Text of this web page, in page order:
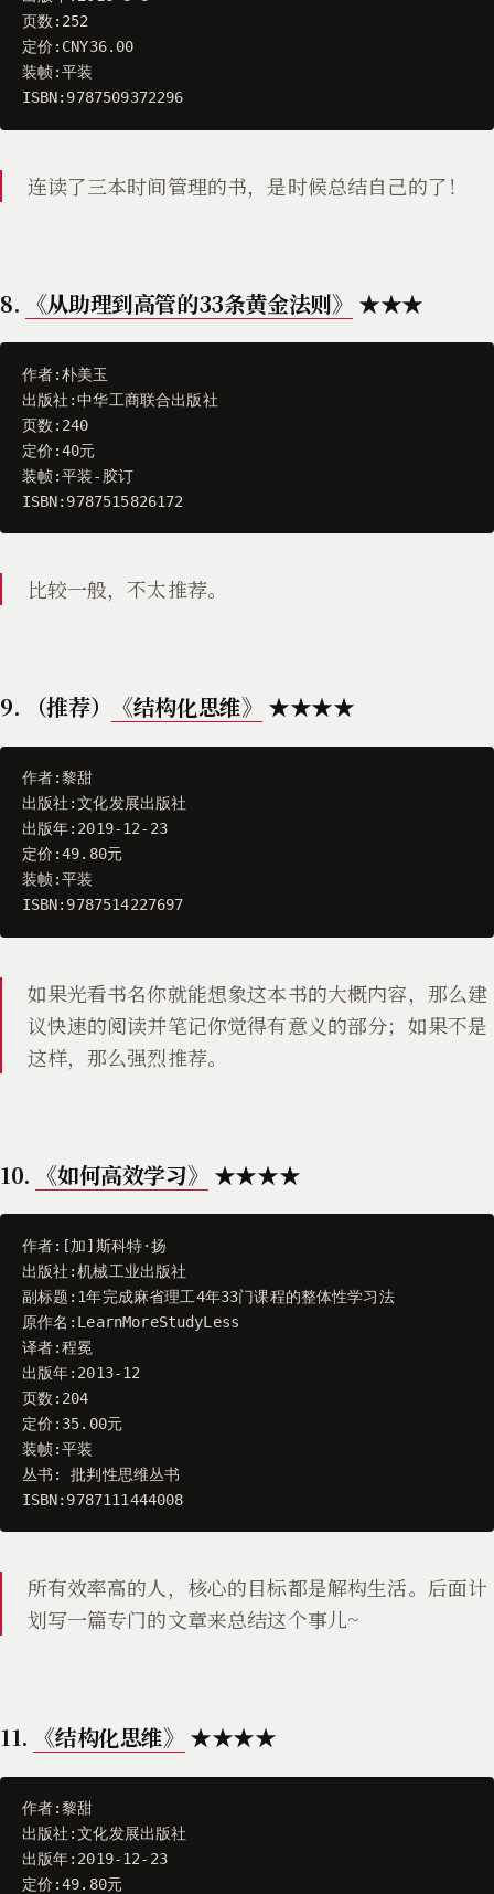
页数 : 252
定价 : CNY36.00
装帧:平装
ISBN: 9787509372296
连读了三本时间管理的书，是时候总结自己的了！
8. 《从助理到高管的33条黄金法则》 ★★★
作者:朴美玉
出版社 :中华工商联合出版社
页数 : 240
定价 :40元
装帧:平装- 胶订
ISBN: 9787515826172
比较一般，不太推荐。
9. （推荐） 《结构化思维》 ★★★★
作者:黎甜
出版社 :文化发展出版社
出版年: 2019-12- 23
定价 :49.80元
装帧:平装
ISBN: 9787514227697
如果光看书名你就能想象这本书的大概内容，那么建
议快速的阅读并笔记你觉得有意义的部分；如果不是
这样，那么强烈推荐。
10. 《如何高效学习》 ★★★★
作者:[加]斯科特·扬
出版社 :机械工业出版社
副标题 : 1年完成麻省理工4年33门课程的整体性学习法
原作名 : LearnMoreStudyLess
译者:程冕
出版年: 2013-12
页数 : 204
定价 : 35.00元
装帧:平装
丛书 :
批判性思维丛书
ISBN: 9787111444008
所有效率高的人，核心的目标都是解构生活。后面计
划写一篇专门的文章来总结这个事儿~
11. 《结构化思维》 ★★★★
作者:黎甜
出版社 :文化发展出版社
出版年: 2019-12- 23
定价 :49.80元